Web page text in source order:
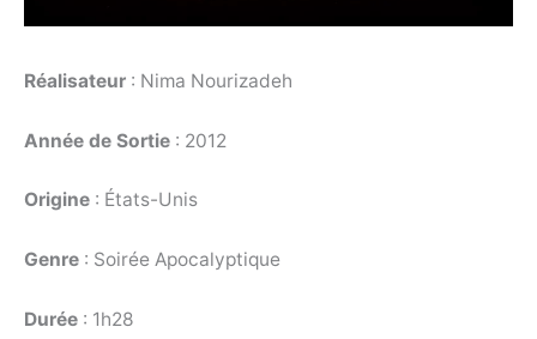
Réalisateur : Nima Nourizadeh
Année de Sortie : 2012
Origine : États-Unis
Genre : Soirée Apocalyptique
Durée : 1h28